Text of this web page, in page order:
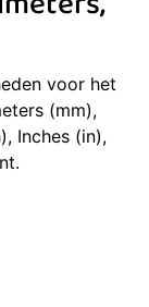
voor het
(mm),
Inches (in),